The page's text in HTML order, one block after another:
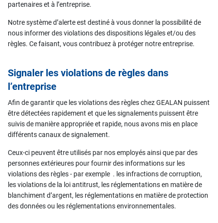
partenaires et à l’entreprise.
Notre système d’alerte est destiné à vous donner la possibilité de
nous informer des violations des dispositions légales et/ou des
règles. Ce faisant, vous contribuez à protéger notre entreprise.
Signaler les violations de règles dans
l’entreprise
Afin de garantir que les violations des règles chez GEALAN puissent
être détectées rapidement et que les signalements puissent être
suivis de manière appropriée et rapide, nous avons mis en place
différents canaux de signalement.
Ceux-ci peuvent être utilisés par nos employés ainsi que par des
personnes extérieures pour fournir des informations sur les
violations des règles - par exemple . les infractions de corruption,
les violations de la loi antitrust, les réglementations en matière de
blanchiment d’argent, les réglementations en matière de protection
des données ou les réglementations environnementales.